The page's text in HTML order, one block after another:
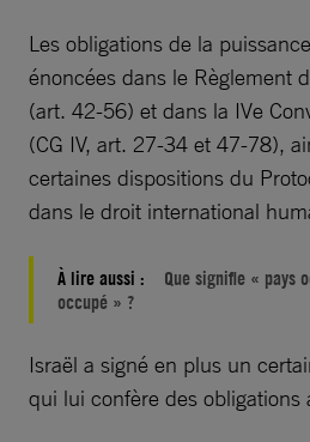
Les obligations de la
énoncées dans le Règlement
(art. 42-56) et dans la IVe
(CG IV, art. 27-34 et 47-78),
certaines dispositions du
dans le droit international
À lire aussi :
Que signifie « pays
occupé » ?
Israël a signé en plus un
qui lui confère des obligations